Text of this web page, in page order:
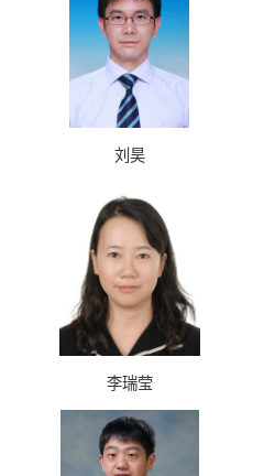
刘昊
李瑞莹